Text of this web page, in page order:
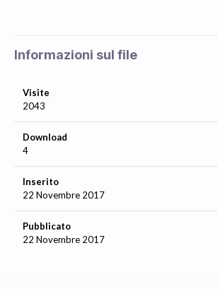
Informazioni sul file
Visite
2043
Download
4
Inserito
22 Novembre 2017
Pubblicato
22 Novembre 2017